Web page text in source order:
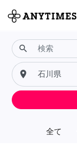
全て
search
place